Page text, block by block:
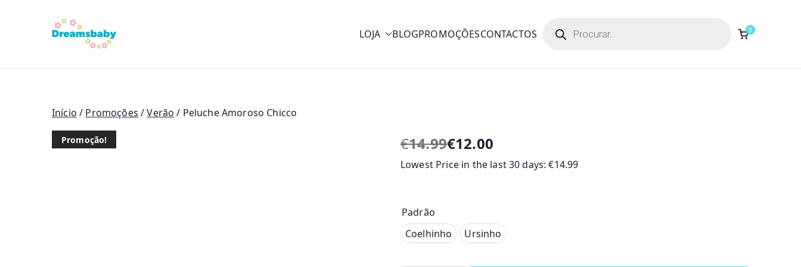
LOJA BLOGPROMOÇÕESCONTACTOS search 0
Início / Promoções /Verão / Peluche Amoroso Chicco
Promoção! €14.99
O
p
ç
o
o
€12.00
O
p
ç
o
a
Lowest Price in the last 30 days:€14.99
Padrão
Coelhinho
Coelhinho Ursinho